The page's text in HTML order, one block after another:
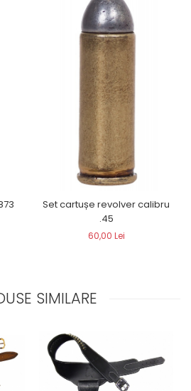
Set cartușe revolver calibru
.45
60,00 Lei
SIMILARE